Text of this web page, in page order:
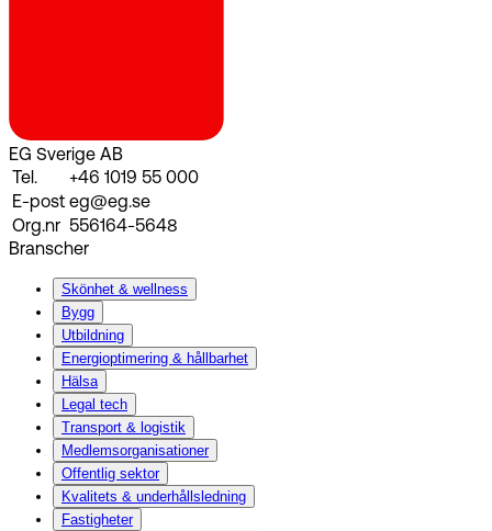
EG Sverige AB
Tel.
+46 1019 55 000
E-post eg@eg.se
Org.nr 556164-5648
Branscher
Skönhet & wellness
Bygg
Utbildning
Energi­optimering & hållbarhet
Hälsa
Legal tech
Transport & logistik
Medlemsorganisationer
Offentlig sektor
Kvalitets & underhållsledning
Fastigheter